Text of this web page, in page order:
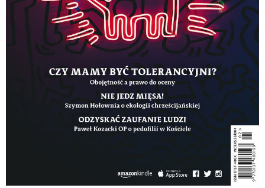
Na wesoło
Hobby i pasje
Żyj aktywnie
60plus - najcenniejsi klienci
Warto naśladować
Coś dla ducha
O finansach i społeczeństwie - edukacja nie tylko dla 60plus